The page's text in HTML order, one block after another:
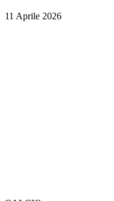
11 Aprile 2026